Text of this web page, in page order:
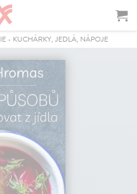
- KUCHÁRKY, JEDLÁ, NÁPOJE